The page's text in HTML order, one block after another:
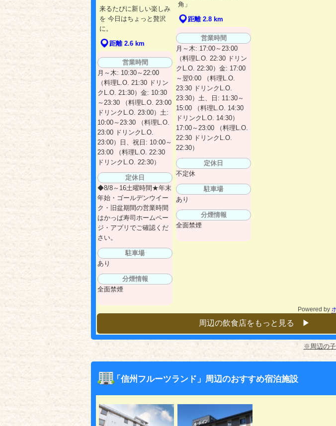
来るたびに新しい楽しみ
を 今日はちょっと贅沢
に。
距離 2.6 km
営業時間
月～木: 10:30～22:00
（料理L.O. 21:30 ドリン
クL.O. 21:30）金: 10:30
～23:30 （料理L.O. 23:00
ドリンクL.O. 23:00）土:
10:00～23:30 （料理L.O.
23:00 ドリンクL.O.
23:00）日、祝日: 10:00～
23:00 （料理L.O. 22:30
ドリンクL.O. 22:30）
定休日
◆8/8～16土曜時間★年末
年始・ゴールデンウイー
ク・旧盆期間の営業時間
はかっぱ寿司ホームペー
ジ・アプリでご確認くだ
さい。
駐車場
あり
分煙情報
全面禁煙
角」
距離 2.8 km
営業時間
月～木: 17:00～23:00
（料理L.O. 22:30 ドリン
クL.O. 22:30）金: 17:00
～翌0:00 （料理L.O.
23:30 ドリンクL.O.
23:30）土、日: 11:30～
15:00 （料理L.O. 14:30
ドリンクL.O. 14:30）
17:00～23:00 （料理L.O.
22:30 ドリンクL.O.
22:30）
定休日
不定休
駐車場
あり
分煙情報
全面禁煙
Powered by
周辺の飲食店をもっと見る ▶︎
※周辺の
「信州フルーツランド」周辺のおすすめ宿泊施設